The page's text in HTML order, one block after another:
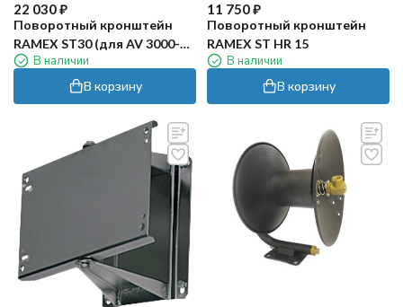
22 030₽
Поворотный кронштейн
RAMEX ST30 (для AV 3000-
3500, нерж)
В наличии
В корзину
11 750₽
Поворотный кронштейн
RAMEX ST HR 15
В наличии
В корзину